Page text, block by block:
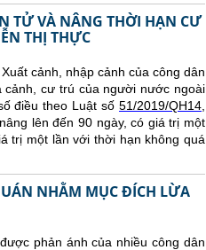
TỬ VÀ NÂNG THỜI HẠN CƯ
THỊ THỰC
cảnh, nhập cảnh của công dân
cảnh, cư trú của người nước ngoài
điều theo Luật số51/2019/QH14
lên đến 90 ngày, có giá trị một
trị một lần với thời hạn không quá
NHẰM MỤC ĐÍCH LỪA
phản ánh của nhiều công dân